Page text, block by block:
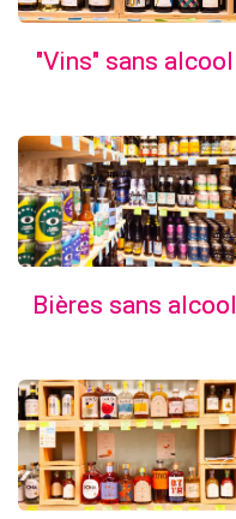
"Vins" sans alcool
Bières sans alcool